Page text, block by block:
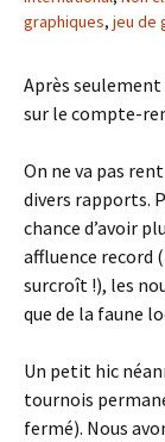
graphiques, jeu de
Après seulement
sur le compte-
On ne va pas
divers rapports.
chance d’avoir
affluence record
surcroît !), les
que de la faune
Un petit hic
tournois
fermé). Nous